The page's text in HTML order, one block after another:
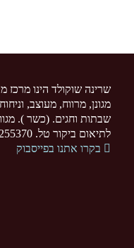
שרינה שוקולד הינו מרכז
מגונן, מרווח, מעוצב,
שבתות וחגים. (כשר ).
לתיאום ביקור טל. 077-5255370. www.sarina-chocolate.co.il
בקרו אתנו בפייסבוק